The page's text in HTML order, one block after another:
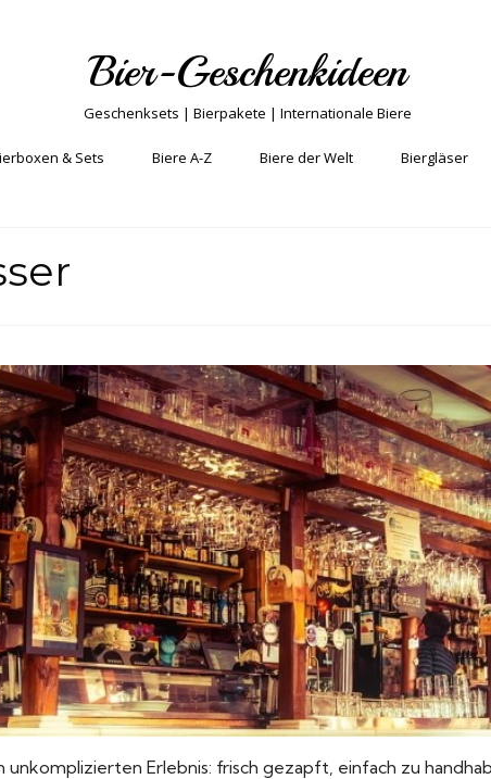
Bier-Geschenkideen
Geschenksets | Bierpakete | Internationale Biere
& Sets Biere A-Z Biere der Welt Biergläser
unkomplizierten Erlebnis: frisch gezapft, einfach zu